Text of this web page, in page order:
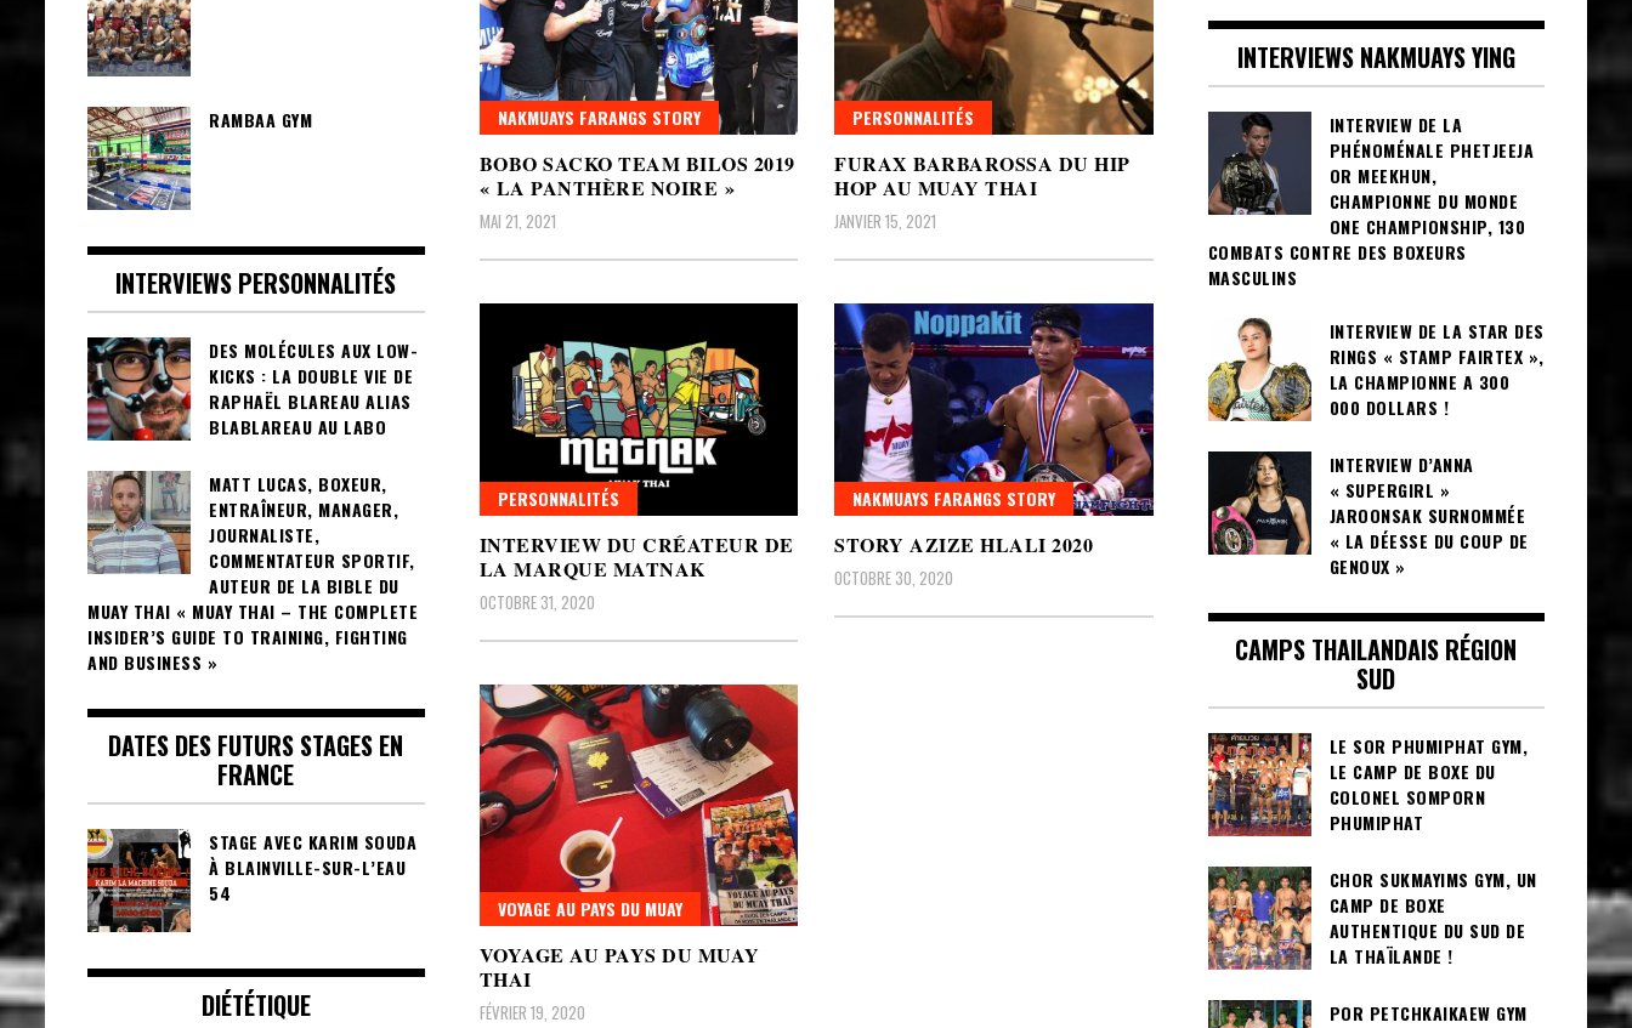
NAKMUAYS FARANGS STORY
BOBO SACKO TEAM BILOS 2019
« LA PANTHÈRE NOIRE »
MAI 21, 2021
PERSONNALITÉS
FURAX BARBAROSSA DU HIP
HOP AU MUAY THAI
JANVIER 15, 2021
PERSONNALITÉS
INTERVIEW DU CRÉATEUR DE
LA MARQUE MATNAK
OCTOBRE 31, 2020
NAKMUAYS FARANGS STORY
STORY AZIZE HLALI 2020
OCTOBRE 30, 2020
VOYAGE AU PAYS DU MUAY
VOYAGE AU PAYS DU MUAY
THAI
FÉVRIER 19, 2020
RAMBAA GYM
INTERVIEWS PERSONNALITÉS
DES MOLÉCULES AUX LOW-
KICKS : LA DOUBLE VIE DE
RAPHAËL BLAREAU ALIAS
BLABLAREAU AU LABO
MATT LUCAS, BOXEUR,
ENTRAÎNEUR, MANAGER,
JOURNALISTE,
COMMENTATEUR SPORTIF,
AUTEUR DE LA BIBLE DU
MUAY THAI « MUAY THAI – THE COMPLETE
INSIDER’S GUIDE TO TRAINING, FIGHTING
AND BUSINESS »
DATES DES FUTURS STAGES EN
FRANCE
STAGE AVEC KARIM SOUDA
À BLAINVILLE-SUR-L’EAU
54
DIÉTÉTIQUE
INTERVIEWS NAKMUAYS YING
INTERVIEW DE LA
PHÉNOMÉNALE PHETJEEJA
OR MEEKHUN,
CHAMPIONNE DU MONDE
ONE CHAMPIONSHIP, 130
COMBATS CONTRE DES BOXEURS
MASCULINS
INTERVIEW DE LA STAR DES
RINGS « STAMP FAIRTEX »,
LA CHAMPIONNE A 300
000 DOLLARS !
INTERVIEW D’ANNA
« SUPERGIRL »
JAROONSAK SURNOMMÉE
« LA DÉESSE DU COUP DE
GENOUX »
CAMPS THAILANDAIS RÉGION
SUD
LE SOR PHUMIPHAT GYM,
LE CAMP DE BOXE DU
COLONEL SOMPORN
PHUMIPHAT
CHOR SUKMAYIMS GYM, UN
CAMP DE BOXE
AUTHENTIQUE DU SUD DE
LA THAÏLANDE !
POR PETCHKAIKAEW GYM